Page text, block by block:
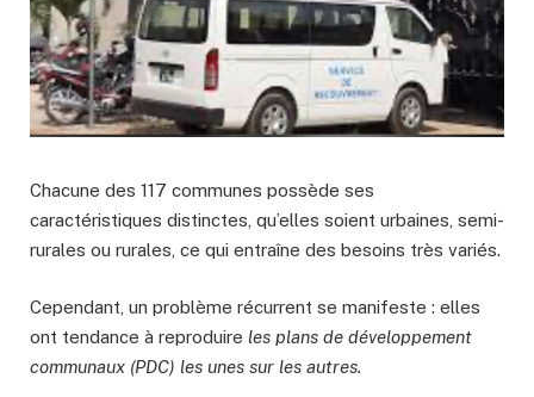
Chacune des 117 communes possède ses
caractéristiques distinctes, qu’elles soient urbaines, semi-
rurales ou rurales, ce qui entraîne des besoins très variés.
Cependant, un problème récurrent se manifeste : elles
ont tendance à reproduire les plans de développement
communaux (PDC) les unes sur les autres.